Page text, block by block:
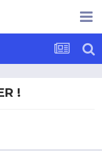
!